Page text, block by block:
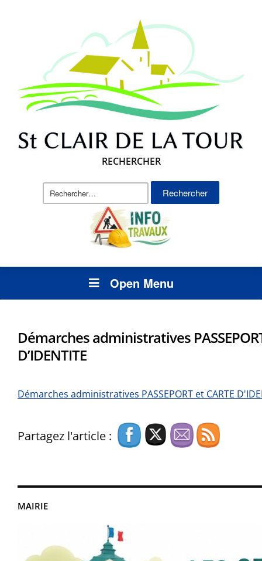
RECHERCHER
Rechercher :
Open Menu
MAIRIE
Démarches administratives
D’IDENTITE
Démarches administratives PASSEPORT et CARTE
Partagez l'article :